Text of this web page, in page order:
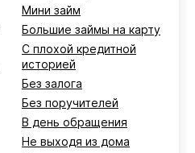
Мини займ
Большие займы на карту
С плохой кредитной
историей
Без залога
Без поручителей
В день обращения
Не выходя из дома